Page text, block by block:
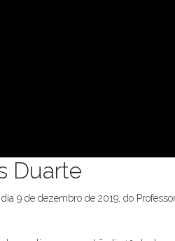
Duarte
9 de dezembro de 2019, do